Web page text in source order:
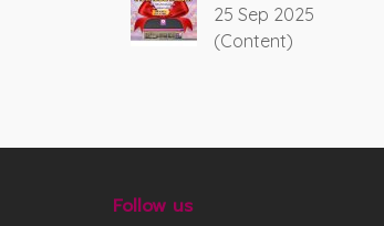
25 Sep 2025
(Content)
Follow us